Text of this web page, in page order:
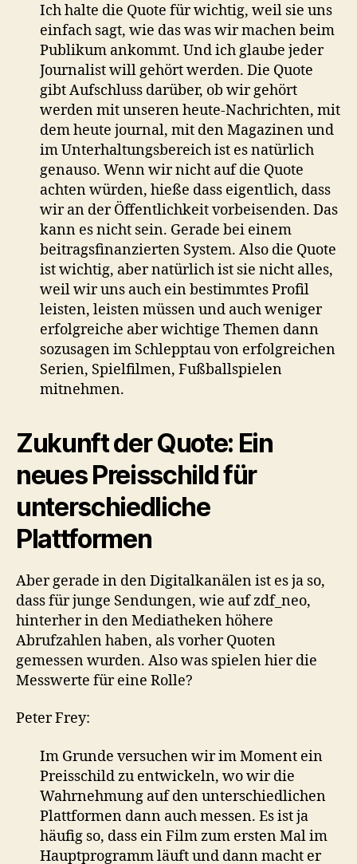
Ich halte die Quote für wichtig, weil sie uns
einfach sagt, wie das was wir machen beim
Publikum ankommt. Und ich glaube jeder
Journalist will gehört werden. Die Quote
gibt Aufschluss darüber, ob wir gehört
werden mit unseren heute-Nachrichten, mit
dem heute journal, mit den Magazinen und
im Unterhaltungsbereich ist es natürlich
genauso. Wenn wir nicht auf die Quote
achten würden, hieße dass eigentlich, dass
wir an der Öffentlichkeit vorbeisenden. Das
kann es nicht sein. Gerade bei einem
beitragsfinanzierten System. Also die Quote
ist wichtig, aber natürlich ist sie nicht alles,
weil wir uns auch ein bestimmtes Profil
leisten, leisten müssen und auch weniger
erfolgreiche aber wichtige Themen dann
sozusagen im Schlepptau von erfolgreichen
Serien, Spielfilmen, Fußballspielen
mitnehmen.
Zukunft der Quote: Ein
neues Preisschild für
unterschiedliche
Plattformen
Aber gerade in den Digitalkanälen ist es ja so,
dass für junge Sendungen, wie auf zdf_neo,
hinterher in den Mediatheken höhere
Abrufzahlen haben, als vorher Quoten
gemessen wurden. Also was spielen hier die
Messwerte für eine Rolle?
Peter Frey:
Im Grunde versuchen wir im Moment ein
Preisschild zu entwickeln, wo wir die
Wahrnehmung auf den unterschiedlichen
Plattformen dann auch messen. Es ist ja
häufig so, dass ein Film zum ersten Mal im
Hauptprogramm läuft und dann macht er